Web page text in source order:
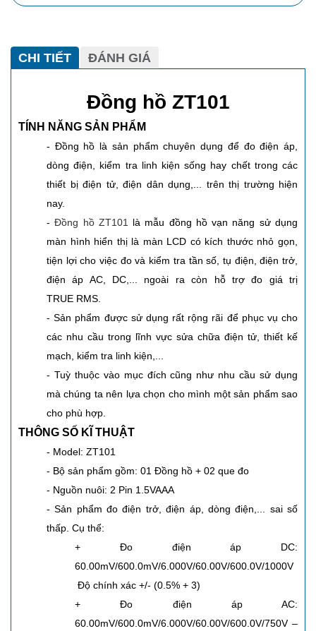
CHI TIẾT ĐÁNH GIÁ
Đồng hồ ZT101
TÍNH NĂNG SẢN PHẨM
- Đồng hồ là sản phẩm chuyên dụng để đo điện áp,
dòng điện, kiểm tra linh kiện sống hay chết trong các
thiết bị điện tử, điện dân dụng,... trên thị trường hiện
nay.
-Đồng hồ ZT101
là mẫu đồng hồ vạn năng sử dụng
màn hình hiển thị là màn LCD có kích thước nhỏ gọn,
tiện lợi cho việc đo và kiểm tra tần số, tụ điện, điện trở,
điện áp AC, DC,... ngoài ra còn hỗ trợ đo giá trị
TRUE RMS.
- Sản phẩm được sử dụng rất rộng rãi để phục vụ cho
các nhu cầu trong lĩnh vực sửa chữa điện tử, thiết kế
mạch, kiểm tra linh kiện,...
- Tuỳ thuộc vào mục đích cũng như nhu cầu sử dụng
mà chúng ta nên lựa chọn cho mình một sản phẩm sao
cho phù hợp.
THÔNG SỐ KĨ THUẬT
- Model: ZT101
- Bộ sản phẩm gồm: 01 Đồng hồ + 02 que đo
- Nguồn nuôi: 2 Pin 1.5VAAA
- Sản phẩm đo điện trở, điện áp, dòng điện,... sai số
thấp. Cụ thể:
+ Đo điện áp DC:
60.00mV/600.0mV/6.000V/60.00V/600.0V/1000V
Độ chính xác +/- (0.5% + 3)
+ Đo điện áp AC:
60.00mV/600.0mV/6.000V/60.00V/600.0V/750V –